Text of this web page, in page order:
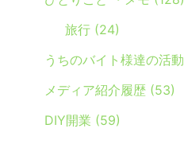
旅行 (24)
うちのバイト様達の活動
メディア紹介履歴 (53)
DIY開業 (59)